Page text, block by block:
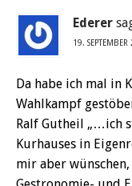
Ederer
19.
Da habe ich mal in
Wahlkampf
Ralf Gutheil „…ich
Kurhauses in
mir aber wünschen,